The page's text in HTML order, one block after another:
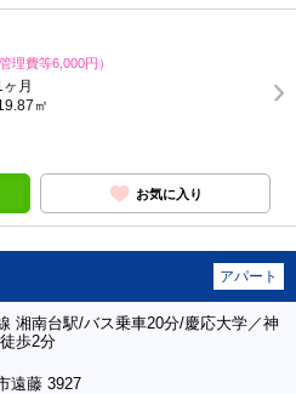
管理費等6,000円）
月
㎡
お気に入り
アパート
湘南台駅/バス乗車20分/慶応大学／神
歩2分
遠藤 3927